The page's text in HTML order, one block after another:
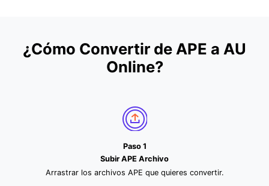
¿Cómo Convertir de APE a AU
Online?
Paso 1
Subir APE Archivo
Arrastrar los archivos APE que quieres convertir.